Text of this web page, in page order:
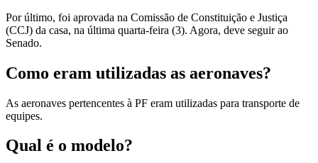
Por último, foi aprovada na Comissão de Constituição e Justiça
(CCJ) da casa, na última quarta-feira (3). Agora, deve seguir ao
Senado.
Como eram utilizadas as aeronaves?
As aeronaves pertencentes à PF eram utilizadas para transporte de
equipes.
Qual é o modelo?